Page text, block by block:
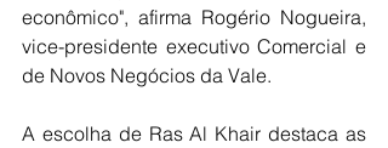
econômico", afirma Rogério Nogueira,
vice-presidente executivo Comercial e
de Novos Negócios da Vale.
A escolha de Ras Al Khair destaca as